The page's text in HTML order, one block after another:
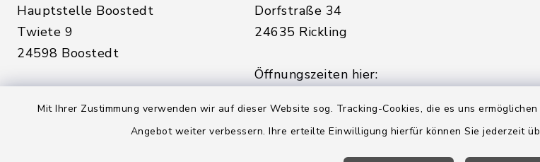
Mit Ihrer Zustimmung verwenden wir auf dieser Website sog. Tracking-Cookies, die es uns
Angebot weiter verbessern. Ihre erteilte Einwilligung hierfür können Sie jederzeit
Hauptstelle Boostedt
Twiete 9
24598 Boostedt
Montag, Dienstag, Donnerstag,
Dorfstraße 34
24635 Rickling
Öffnungszeiten hier:
Freitag:
08:00 - 12:00 Uhr